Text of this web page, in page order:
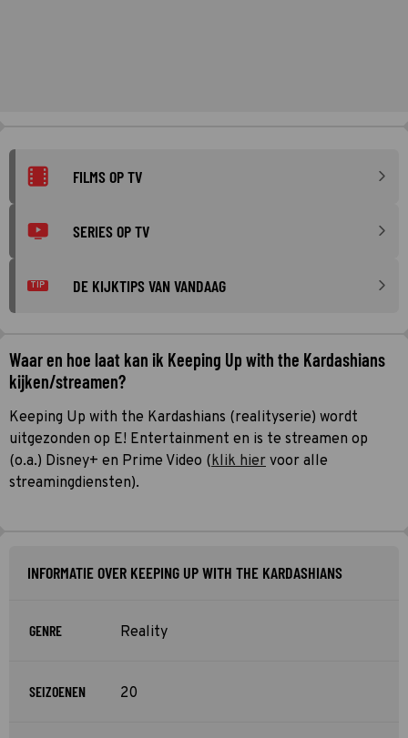
FILMS OP TV
SERIES OP TV
TIP DE KIJKTIPS VAN VANDAAG
Waar en hoe laat kan ik Keeping Up with the Kardashians
kijken/streamen?
Keeping Up with the Kardashians (realityserie) wordt
uitgezonden op E! Entertainment en is te streamen op
(o.a.) Disney+ en Prime Video (klik hier voor alle
streamingdiensten).
INFORMATIE OVER KEEPING UP WITH THE KARDASHIANS
GENRE Reality
SEIZOENEN 20